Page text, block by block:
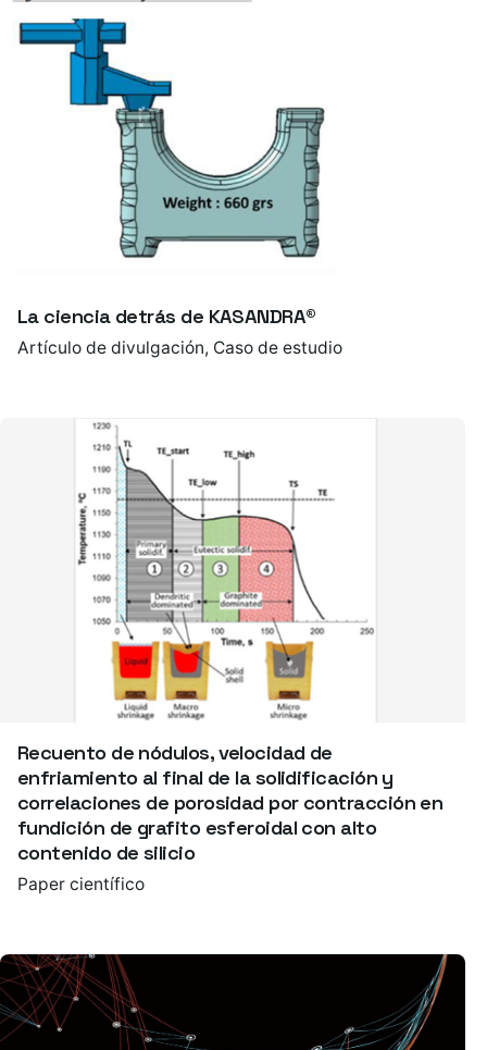
La ciencia detrás de KASANDRA®
Artículo de divulgación Caso de estudio
Recuento de nódulos, velocidad de
enfriamiento al final de la solidificación y
correlaciones de porosidad por contracción en
fundición de grafito esferoidal con alto
contenido de silicio
Paper científico